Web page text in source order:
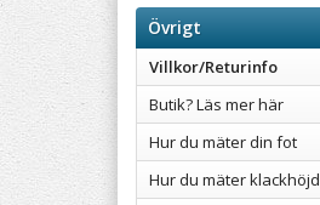
Övrigt
Villkor/Returinfo
Butik? Läs mer här
Hur du mäter din fot
Hur du mäter klackhöjd